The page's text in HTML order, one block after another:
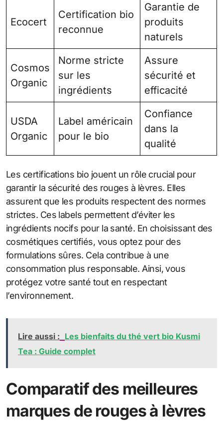
Ecocert
Certification bio
reconnue
Garantie de
produits
naturels
Cosmos
Organic
Norme stricte
sur les
ingrédients
Assure
sécurité et
efficacité
USDA
Organic
Label américain
pour le bio
Confiance
dans la
qualité
Les certifications bio jouent un rôle crucial pour
garantir la sécurité des rouges à lèvres. Elles
assurent que les produits respectent des normes
strictes. Ces labels permettent d’éviter les
ingrédients nocifs pour la santé. En choisissant des
cosmétiques certifiés, vous optez pour des
formulations sûres. Cela contribue à une
consommation plus responsable. Ainsi, vous
protégez votre santé tout en respectant
l’environnement.
Lire aussi : Les bienfaits du thé vert bio Kusmi
Tea : Guide complet
Comparatif des meilleures
marques de rouges à lèvres